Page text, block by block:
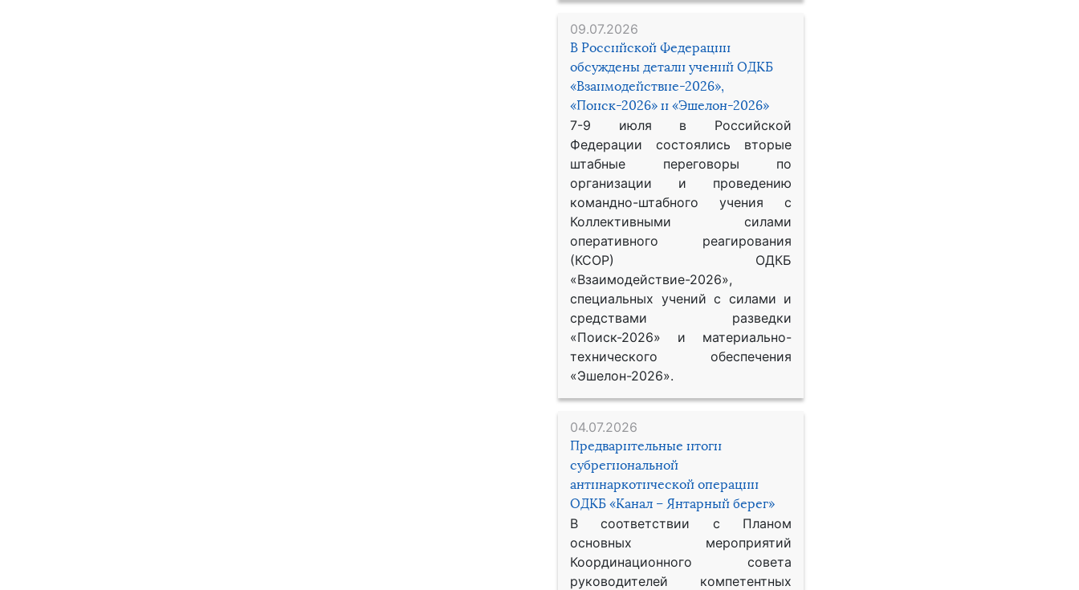
09.07.2026
В Российской Федерации
обсуждены детали учений ОДКБ
«Взаимодействие-2026»,
«Поиск-2026» и «Эшелон-2026»
7-9 июля в Российской
Федерации состоялись вторые
штабные переговоры по
организации и проведению
командно-штабного учения с
Коллективными силами
оперативного реагирования
(КСОР) ОДКБ
«Взаимодействие-2026»,
специальных учений с силами и
средствами разведки
«Поиск-2026» и материально-
технического обеспечения
«Эшелон-2026».
04.07.2026
Предварительные итоги
субрегиональной
антинаркотической операции
ОДКБ «Канал – Янтарный берег»
В соответствии с Планом
основных мероприятий
Координационного совета
руководителей компетентных